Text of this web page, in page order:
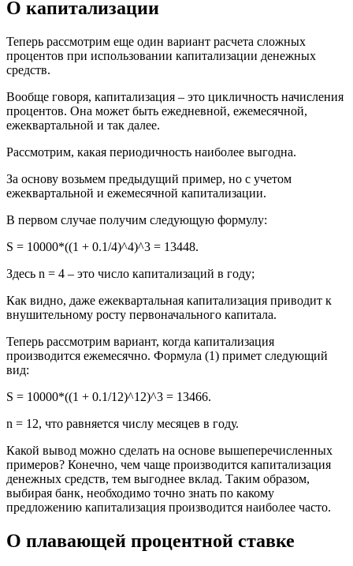
О капитализации
Теперь рассмотрим еще один вариант расчета сложных
процентов при использовании капитализации денежных
средств.
Вообще говоря, капитализация – это цикличность начисления
процентов. Она может быть ежедневной, ежемесячной,
ежеквартальной и так далее.
Рассмотрим, какая периодичность наиболее выгодна.
За основу возьмем предыдущий пример, но с учетом
ежеквартальной и ежемесячной капитализации.
В первом случае получим следующую формулу:
S = 10000*((1 + 0.1/4)^4)^3 = 13448.
Здесь n = 4 – это число капитализаций в году;
Как видно, даже ежеквартальная капитализация приводит к
внушительному росту первоначального капитала.
Теперь рассмотрим вариант, когда капитализация
производится ежемесячно. Формула (1) примет следующий
вид:
S = 10000*((1 + 0.1/12)^12)^3 = 13466.
n = 12, что равняется числу месяцев в году.
Какой вывод можно сделать на основе вышеперечисленных
примеров? Конечно, чем чаще производится капитализация
денежных средств, тем выгоднее вклад. Таким образом,
выбирая банк, необходимо точно знать по какому
предложению капитализация производится наиболее часто.
О плавающей процентной ставке